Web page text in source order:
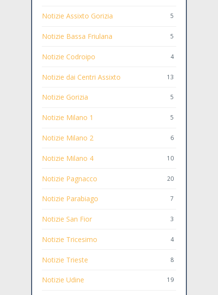
Notizie Assixto Gorizia 5
Notizie Bassa Friulana 5
Notizie Codroipo 4
Notizie dai Centri Assixto 13
Notizie Gorizia 5
Notizie Milano 1 5
Notizie Milano 2 6
Notizie Milano 4 10
Notizie Pagnacco 20
Notizie Parabiago 7
Notizie San Fior 3
Notizie Tricesimo 4
Notizie Trieste 8
Notizie Udine 19